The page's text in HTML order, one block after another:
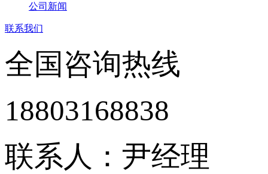
公司新闻
联系我们
全国咨询热线
18803168838
联系人：尹经理